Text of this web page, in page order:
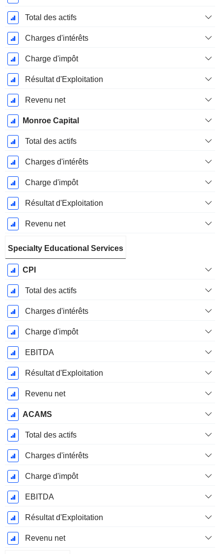
Total des actifs
Charges d'intérêts
Charge d'impôt
Résultat d'Exploitation
Revenu net
Monroe Capital
Total des actifs
Charges d'intérêts
Charge d'impôt
Résultat d'Exploitation
Revenu net
Specialty Educational Services
CPI
Total des actifs
Charges d'intérêts
Charge d'impôt
EBITDA
Résultat d'Exploitation
Revenu net
ACAMS
Total des actifs
Charges d'intérêts
Charge d'impôt
EBITDA
Résultat d'Exploitation
Revenu net